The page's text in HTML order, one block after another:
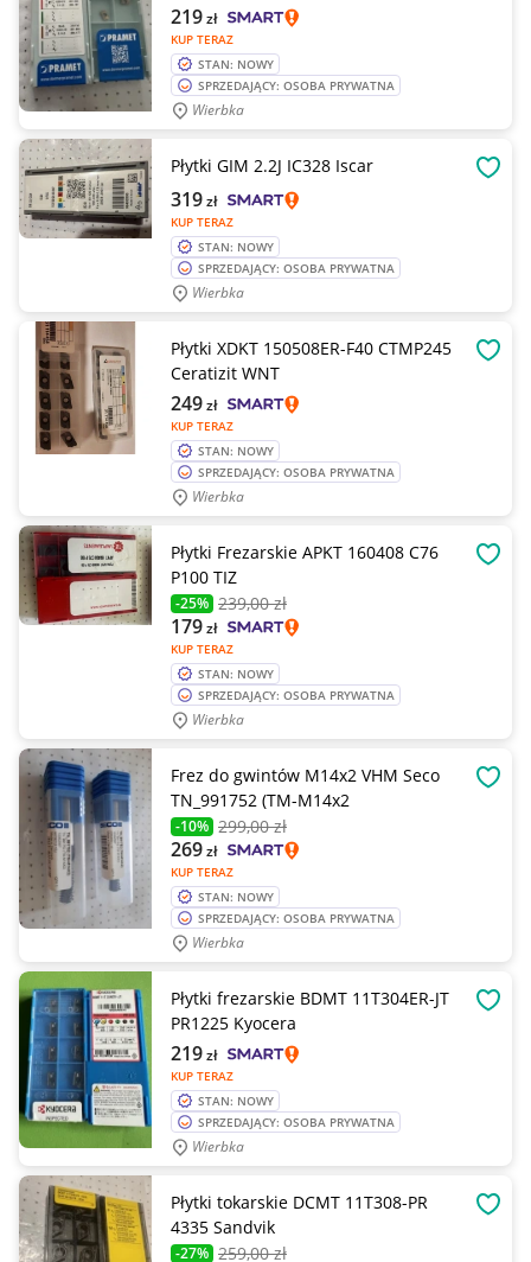
KUP TERAZ
219zł
STAN: NOWY
SPRZEDAJĄCY: OSOBA PRYWATNA
Wierbka
Płytki GIM 2.2J IC328 Iscar
KUP TERAZ
319zł
STAN: NOWY
SPRZEDAJĄCY: OSOBA PRYWATNA
Wierbka
Płytki XDKT 150508ER-F40 CTMP245
Ceratizit WNT
KUP TERAZ
249zł
STAN: NOWY
SPRZEDAJĄCY: OSOBA PRYWATNA
Wierbka
Płytki Frezarskie APKT 160408 C76
P100 TIZ
-25% 239,00 zł
KUP TERAZ
179zł
STAN: NOWY
SPRZEDAJĄCY: OSOBA PRYWATNA
Wierbka
Frez do gwintów M14x2 VHM Seco
TN_991752 (TM-M14x2
-10% 299,00 zł
KUP TERAZ
269zł
STAN: NOWY
SPRZEDAJĄCY: OSOBA PRYWATNA
Wierbka
Płytki frezarskie BDMT 11T304ER-JT
PR1225 Kyocera
KUP TERAZ
219zł
STAN: NOWY
SPRZEDAJĄCY: OSOBA PRYWATNA
Wierbka
Płytki tokarskie DCMT 11T308-PR
4335 Sandvik
-27% 259,00 zł